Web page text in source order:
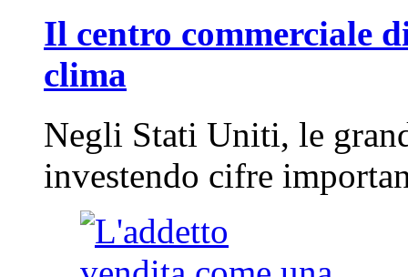
Il centro commerciale
clima
Negli Stati Uniti, le
investendo cifre